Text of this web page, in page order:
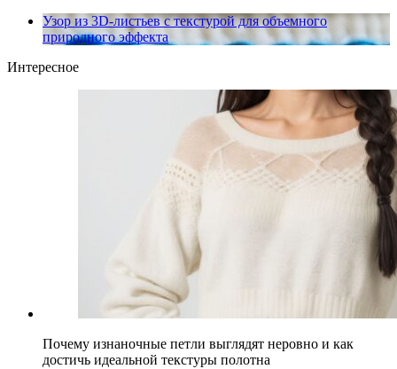
Узор из 3D-листьев с текстурой для объемного
природного эффекта
Интересное
Почему изнаночные петли выглядят неровно и как
достичь идеальной текстуры полотна